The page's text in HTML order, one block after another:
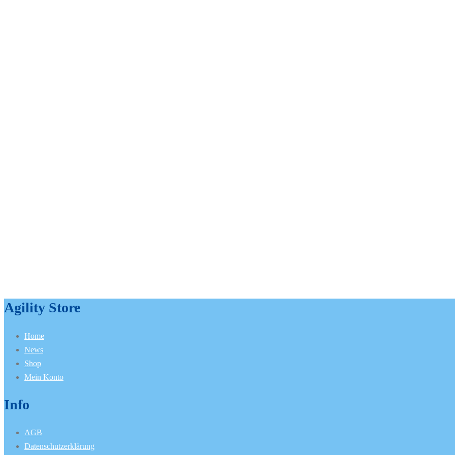
Agility Store
Home
News
Shop
Mein Konto
Info
AGB
Datenschutzerklärung